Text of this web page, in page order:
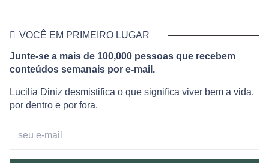
VOCÊ EM PRIMEIRO LUGAR
Junte-se a mais de 100,000 pessoas que recebem
conteúdos semanais por e-mail.
Lucilia Diniz desmistifica o que significa viver bem a vida,
por dentro e por fora.